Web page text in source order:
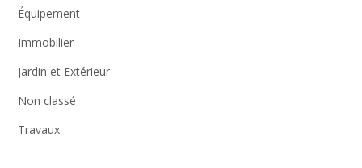
Équipement
Immobilier
Jardin et Extérieur
Non classé
Travaux